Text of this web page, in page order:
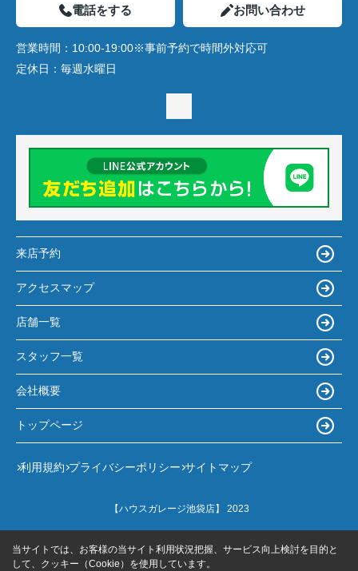
電話をする お問い合わせ
営業時間： 10:00-19:00※事前予約で時間外対応可
定休日： 毎週水曜日
来店予約
アクセスマップ
店舗一覧
スタッフ一覧
会社概要
トップページ
利用規約 プライバシーポリシー サイトマップ
【ハウスガレージ池袋店】 2023
当サイトでは、お客様の当サイト利用状況把握、サービス向上検討を目的と
して、クッキー（Cookie）を使用しています。